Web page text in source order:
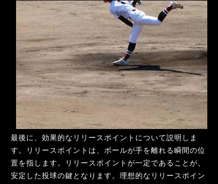
最後に、効果的なリリースポイントについて説明しま
す。リリースポイントは、ボールが手を離れる瞬間の位
置を指します。リリースポイントが一定であることが、
安定した投球の鍵となります。理想的なリリースポイン